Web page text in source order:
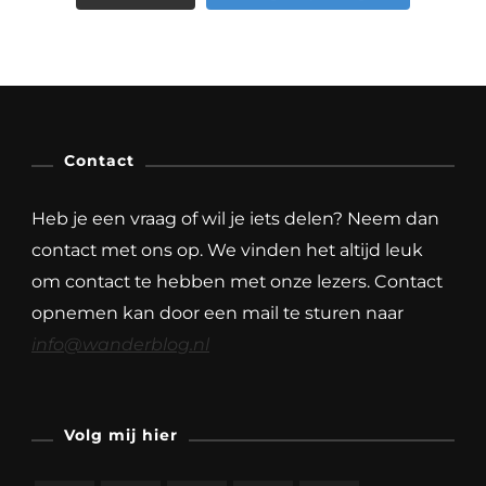
Contact
Heb je een vraag of wil je iets delen? Neem dan
contact met ons op. We vinden het altijd leuk
om contact te hebben met onze lezers. Contact
opnemen kan door een mail te sturen naar
info@wanderblog.nl
Volg mij hier